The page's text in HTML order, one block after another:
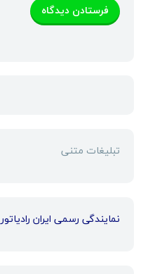
تبلیغات متنی
نمایندگی رسمی ایران رادیاتور